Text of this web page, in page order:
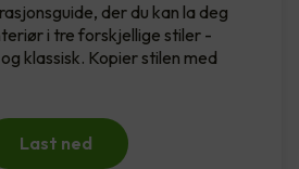
der du kan la deg
i tre forskjellige stiler -
klassisk. Kopier stilen med
Last ned